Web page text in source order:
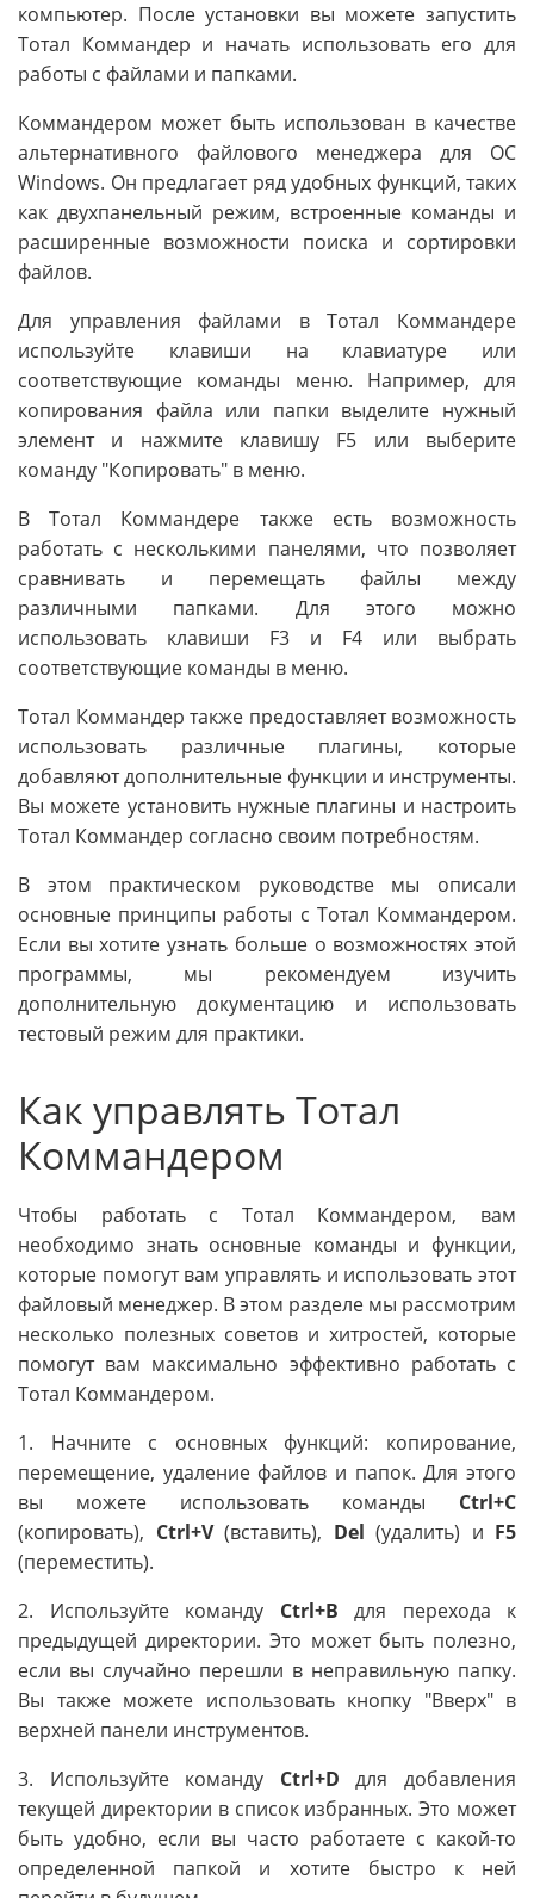
компьютер. После установки вы можете запустить
Тотал Коммандер и начать использовать его для
работы с файлами и папками.
Коммандером может быть использован в качестве
альтернативного файлового менеджера для ОС
Windows. Он предлагает ряд удобных функций, таких
как двухпанельный режим, встроенные команды и
расширенные возможности поиска и сортировки
файлов.
Для управления файлами в Тотал Коммандере
используйте клавиши на клавиатуре или
соответствующие команды меню. Например, для
копирования файла или папки выделите нужный
элемент и нажмите клавишу F5 или выберите
команду "Копировать" в меню.
В Тотал Коммандере также есть возможность
работать с несколькими панелями, что позволяет
сравнивать и перемещать файлы между
различными папками. Для этого можно
использовать клавиши F3 и F4 или выбрать
соответствующие команды в меню.
Тотал Коммандер также предоставляет возможность
использовать различные плагины, которые
добавляют дополнительные функции и инструменты.
Вы можете установить нужные плагины и настроить
Тотал Коммандер согласно своим потребностям.
В этом практическом руководстве мы описали
основные принципы работы с Тотал Коммандером.
Если вы хотите узнать больше о возможностях этой
программы, мы рекомендуем изучить
дополнительную документацию и использовать
тестовый режим для практики.
Как управлять Тотал
Коммандером
Чтобы работать с Тотал Коммандером, вам
необходимо знать основные команды и функции,
которые помогут вам управлять и использовать этот
файловый менеджер. В этом разделе мы рассмотрим
несколько полезных советов и хитростей, которые
помогут вам максимально эффективно работать с
Тотал Коммандером.
1. Начните с основных функций: копирование,
перемещение, удаление файлов и папок. Для этого
вы можете использовать команды Ctrl+C
(копировать), Ctrl+V(вставить), Del (удалить) и F5
(переместить).
2. Используйте команду Ctrl+B для перехода к
предыдущей директории. Это может быть полезно,
если вы случайно перешли в неправильную папку.
Вы также можете использовать кнопку "Вверх" в
верхней панели инструментов.
3. Используйте команду Ctrl+D для добавления
текущей директории в список избранных. Это может
быть удобно, если вы часто работаете с какой-то
определенной папкой и хотите быстро к ней